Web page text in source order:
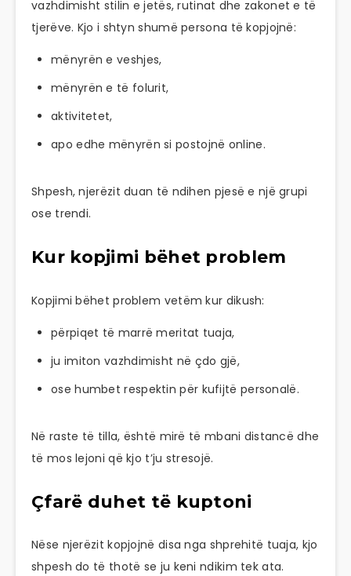
vazhdimisht stilin e jetës, rutinat dhe zakonet e të
tjerëve. Kjo i shtyn shumë persona të kopjojnë:
mënyrën e veshjes,
mënyrën e të folurit,
aktivitetet,
apo edhe mënyrën si postojnë online.
Shpesh, njerëzit duan të ndihen pjesë e një grupi
ose trendi.
Kur kopjimi bëhet problem
Kopjimi bëhet problem vetëm kur dikush:
përpiqet të marrë meritat tuaja,
ju imiton vazhdimisht në çdo gjë,
ose humbet respektin për kufijtë personalë.
Në raste të tilla, është mirë të mbani distancë dhe
të mos lejoni që kjo t’ju stresojë.
Çfarë duhet të kuptoni
Nëse njerëzit kopjojnë disa nga shprehitë tuaja, kjo
shpesh do të thotë se ju keni ndikim tek ata.